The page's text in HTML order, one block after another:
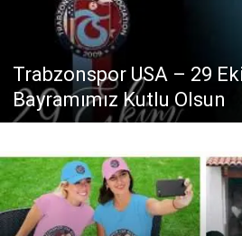
Trabzonspor USA – 29
Bayramımız Kutlu Olsun